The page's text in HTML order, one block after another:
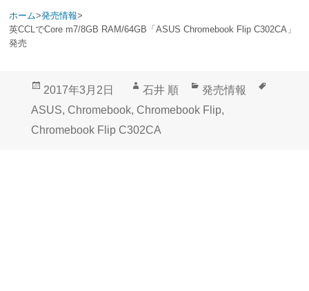
ホーム>発売情報>
英CCLでCore m7/8GB RAM/64GB「ASUS Chromebook Flip C302CA」
発売
投
稿
日:
2017年3月2日
作
成
者
石井 順
カ
テ
発売情報
ASUS, Chromebook, Chromebook Flip,
Chromebook Flip C302CA